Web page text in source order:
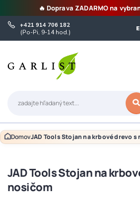
🔥 Doprava ZADARMO na
+421 914 706 182
(Po-Pi, 9-14 hod.)
DomovJAD Tools Stojan na krbové drevo s
JAD Tools Stojan na
nosičom